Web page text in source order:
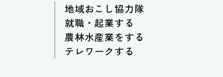
地域おこし協力隊
就職・起業する
農林水産業をする
テレワークする